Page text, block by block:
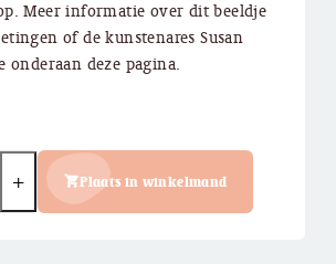
Meer informatie over dit beeldje
of de kunstenares Susan
onderaan deze pagina.
Plaats in winkelmand